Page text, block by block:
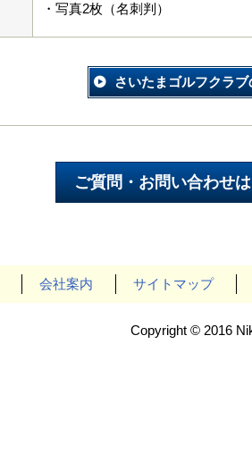
・写真2枚（名刺判）
さいたまゴルフクラ
会社案内 サイトマップ
Copyright © 2016